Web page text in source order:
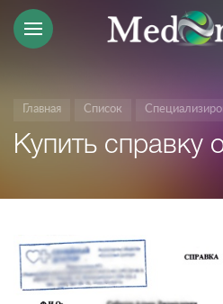
Главная Список
Купить справку